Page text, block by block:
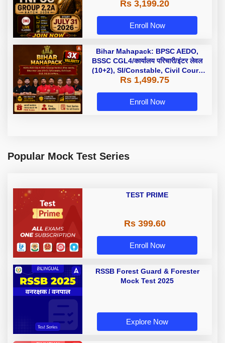
Rs 3,199.20
Enroll Now
Bihar Mahapack: BPSC AEDO,
BSSC CGL4/कार्यालय परिचारी/इंटर लेवल
(10+2), SI/Constable, Civil Court,
B.Ed. D.El.Ed. & More
Rs 1,499.75
Enroll Now
Popular Mock Test Series
TEST PRIME
Rs 399.60
Enroll Now
RSSB Forest Guard & Forester
Mock Test 2025
Explore Now